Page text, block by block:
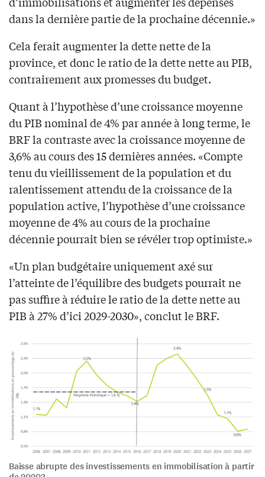
dans la dernière partie de la prochaine décennie.»
Cela ferait augmenter la dette nette de la
province, et donc le ratio de la dette nette au PIB,
contrairement aux promesses du budget.
Quant à l’hypothèse d’une croissance moyenne
du PIB nominal de 4% par année à long terme, le
BRF la contraste avec la croissance moyenne de
3,6% au cours des 15 dernières années. «Compte
tenu du vieillissement de la population et du
ralentissement attendu de la croissance de la
population active, l’hypothèse d’une croissance
moyenne de 4% au cours de la prochaine
décennie pourrait bien se révéler trop optimiste.»
«Un plan budgétaire uniquement axé sur
l’atteinte de l’équilibre des budgets pourrait ne
pas suffire à réduire le ratio de la dette nette au
PIB à 27% d’ici 2029-2030», conclut le BRF.
Baisse abrupte des investissements en immobilisation à partir